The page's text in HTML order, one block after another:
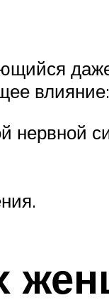
влияние:
нервной